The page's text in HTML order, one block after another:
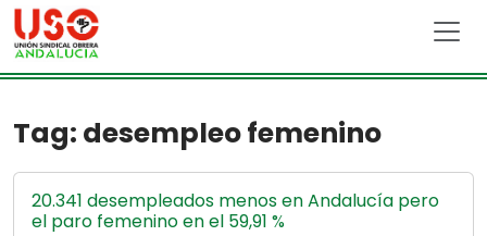
Skip to main content
Tag: desempleo femenino
20.341 desempleados menos en Andalucía pero
el paro femenino en el 59,91 %